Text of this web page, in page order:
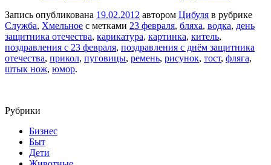
Запись опубликована 19.02.2012 автором Цибуля в рубрике
Служба, Хмельное с метками 23 февраля, бляха, водка, день
защитника отечества, карикатура, картинка, китель,
поздравления с 23 февраля, поздравления с днём защитника
отечества, прикол, пуговицы, ремень, рисунок, тост, фляга,
штык нож, юмор.
Рубрики
Бизнес
Быт
Дети